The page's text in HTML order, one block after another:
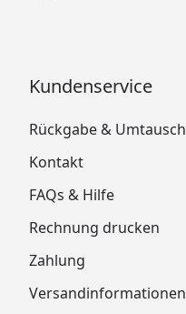
Kundenservice
Rückgabe & Umtausch
Kontakt
FAQs & Hilfe
Rechnung drucken
Zahlung
Versandinformationen